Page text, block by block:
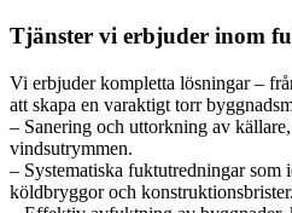
Tjänster vi erbjuder inom
Vi erbjuder kompletta lösningar –
att skapa en varaktigt torr
– Sanering och uttorkning av
vindsutrymmen.
– Systematiska fuktutredningar som
köldbryggor och konstruktionsbrister.